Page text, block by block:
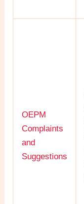
OEPM
Complaints
and
Suggestions